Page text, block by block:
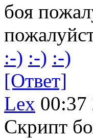
боя
:-) :-) :-)
[Ответ]
Lex 00:37
Скрипт